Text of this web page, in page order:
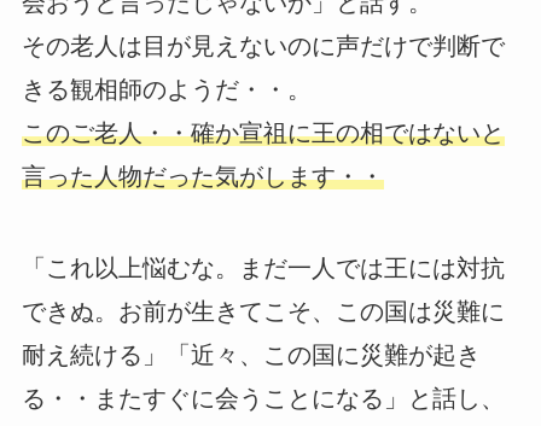
その老人は目が見えないのに声だけで判断で
きる観相師のようだ・・。
このご老人・・確か宣祖に王の相ではないと
言った人物だった気がします・・
「これ以上悩むな。まだ一人では王には対抗
できぬ。お前が生きてこそ、この国は災難に
耐え続ける」「近々、この国に災難が起き
る・・またすぐに会うことになる」と話し、